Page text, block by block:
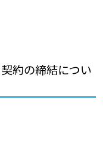
約の締結につい